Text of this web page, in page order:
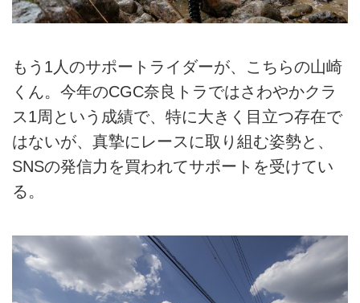
もう1人のサポートライダーが、こちらの山崎
くん。今年のCGC奈良トラではさわやかクラ
ス1周という成績で、特に大きく目立つ存在で
はないが、真摯にレースに取り組む姿勢と、
SNSの発信力を買われてサポートを受けてい
る。